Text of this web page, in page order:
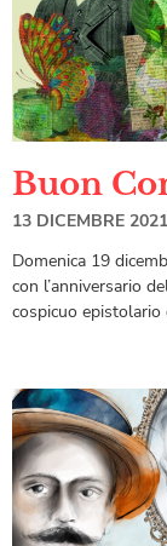
Buon
13 DICEMBRE 2021
Domenica 19
con l’anniversario
cospicuo